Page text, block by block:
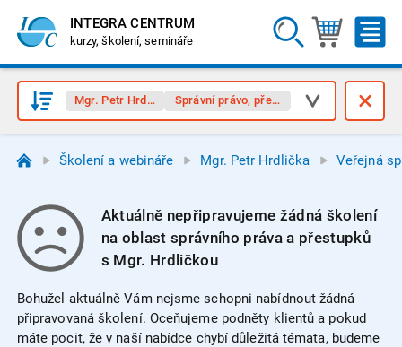
INTEGRA CENTRUM
kurzy, školení, semináře
Mgr. Petr Hrdlička Správní právo, přestupky
Školení a webináře Mgr. Petr Hrdlička Veřejná
Aktuálně nepřipravujeme žádná školení
na oblast správního práva a přestupků
s Mgr. Hrdličkou
Bohužel aktuálně Vám nejsme schopni nabídnout žádná
připravovaná školení. Oceňujeme podněty klientů a pokud
máte pocit, že v naší nabídce chybí důležitá témata, budeme